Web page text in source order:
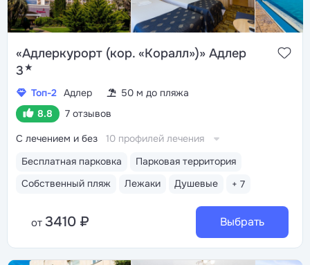
«Адлеркурорт (кор. «Коралл»)» Адлер
3★
Топ-2 Адлер
50 м до пляжа
8.8
7 отзывов
Бесплатная парковка
Парковая территория
Собственный пляж
Лежаки Душевые + 7
С лечением и без 10 профилей лечения
от 3410 ₽ Выбрать